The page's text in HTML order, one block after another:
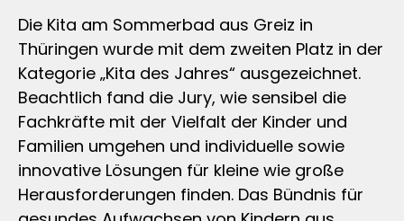
Die Kita am Sommerbad aus Greiz in
Thüringen wurde mit dem zweiten Platz in der
Kategorie „Kita des Jahres“ ausgezeichnet.
Beachtlich fand die Jury, wie sensibel die
Fachkräfte mit der Vielfalt der Kinder und
Familien umgehen und individuelle sowie
innovative Lösungen für kleine wie große
Herausforderungen finden. Das Bündnis für